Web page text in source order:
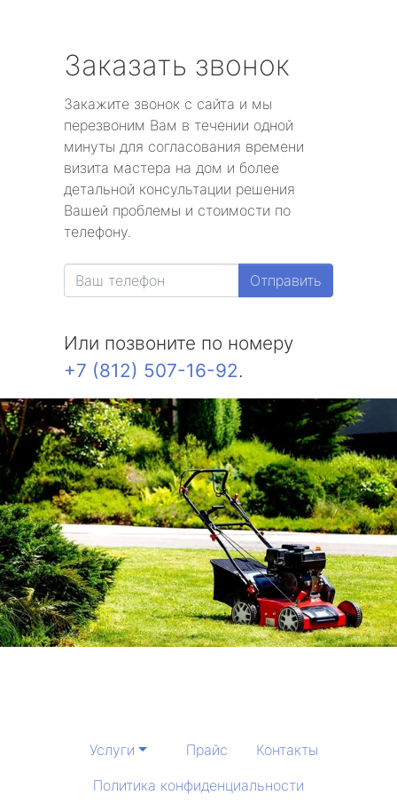
Заказать звонок
Закажите звонок с сайта и мы
перезвоним Вам в течении одной
минуты для согласования времени
визита мастера на дом и более
детальной консультации решения
Вашей проблемы и стоимости по
телефону.
Отправить
Или позвоните по номеру
+7 (812) 507-16-92.
Услуги Прайс
Контакты
Политика конфиденциальности